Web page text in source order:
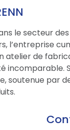
le secteur
l’entreprise
de
incomparable.
soutenue par